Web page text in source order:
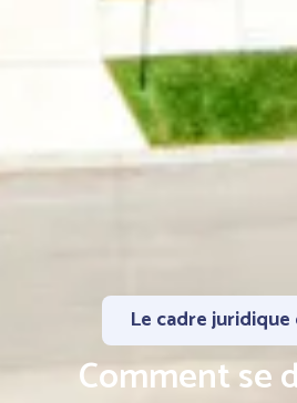
Le cadre juridique
Comment se